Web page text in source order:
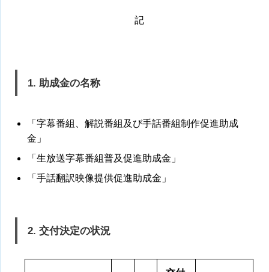
記
1. 助成金の名称
「字幕番組、解説番組及び手話番組制作促進助成
金」
「生放送字幕番組普及促進助成金」
「手話翻訳映像提供促進助成金」
2. 交付決定の状況